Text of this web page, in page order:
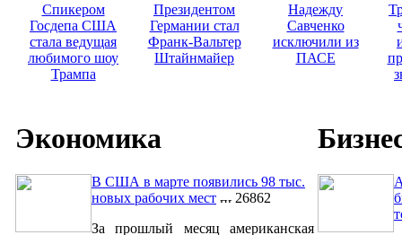
Спикером
Госдепа США
стала ведущая
любимого шоу
Трампа
Президентом
Германии стал
Франк-Вальтер
Штайнмайер
Надежду
Савченко
исключили из
ПАСЕ
Экономика
В США в марте появились 98 тыс.
новых рабочих мест
26862
За прошлый месяц американская